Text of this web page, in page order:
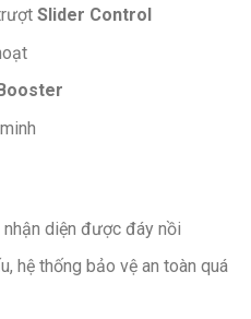
Slider Control
Booster
diện được đáy nồi
hệ thống bảo vệ an toàn quá